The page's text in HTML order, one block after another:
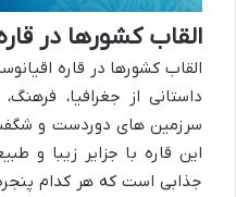
القاب کشورها در
القاب کشورها در قاره
داستانی از جغرافیا،
سرزمین های دوردست و شگفت
این قاره با جزایر زیبا و
جذابی است که هر کدام